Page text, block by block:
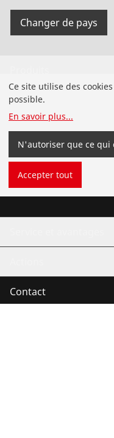
Changer de pays
Installation
Service et
Froid et climatisation
Outillage universel
Contact
Ce site utilise des
possible.
En savoir plus...
N'autoriser que ce qui
Accepter tout